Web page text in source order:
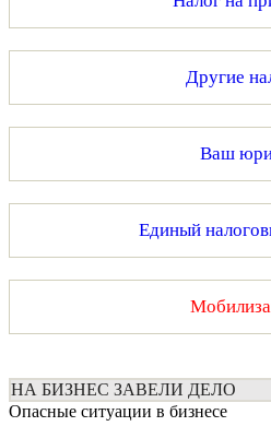
Другие
Ваш
Единый
НА БИЗНЕС ЗАВЕЛИ ДЕЛО
Опасные ситуации в бизнесе